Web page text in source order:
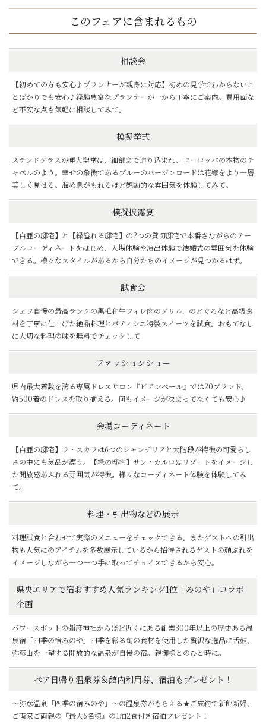
このフェアに含まれるもの
相談会
【初めての方も安心♪プランナーが親身に対応】初めの見学でわからないこ
とばかりでも安心♪経験豊富なプランナーが一から丁寧にご案内。費用面な
ど不安な点も気軽に相談してみて。
模擬挙式
ステンドグラスが暉大聖堂は、細部まで造り込まれ、ヨーロッパの本物のチ
ャペルのよう。幸せの象徴であるブルーのバージンロードは花嫁をより一層
美しく見せる。溜め息がもれるほど感動的な雰囲気を体験してみて。
模擬披露宴
【白亜の邸宅】と【緑溢れる邸宅】の2つの貸切邸宅で本番さながらのテー
ブルコーディネートをはじめ、入場体験や演出体験で結婚式の雰囲気を体験
できる。様々なスタイルがあるから自分たちのイメージが見つかるはず。
試食会
シェフ自慢の最高ランクの黒毛和牛フィレ肉のグリル、のどぐろなど高級食
材を丁寧に仕上げた絶品料理とパティシエ特製スイーツを試食。おもてなし
に大切な料理の味を無料でチェックして
ファッションショー
県内最大着数を誇る専属ドレスサロン『ビアンベール』では20ブランド、
約500着のドレスを取り揃える。何もイメージが決まってなくても安心♪
会場コーディネート
【白亜の邸宅】ラ・スカラは6つのシャンデリアと大階段が特徴の可愛らし
さの中にも気品が漂う。【緑の邸宅】サン・カルロはリゾートをイメージし
た開放感あふれる雰囲気が特徴。様々なコーディネート体験を体験してみ
て。
料理・引出物などの展示
料理試食と合わせて実際のメニューをチェックできる。またゲストへの引出
物も人気にのアイテムを多数展示しているから招待されるゲストの顔ぶれを
イメージしながら一つ一つ手に取ってチョイスできるから安心。
県央エリアで宿おすすめ人気ランキング1位「みのや」コラボ
企画
パワースポットの彌彦神社からほど近くにある創業300年以上の歴史ある温
泉宿「四季の宿みのや」四季を彩る旬の食材を使用した贅沢な逸品に舌鼓、
弥彦山を一望する開放的な温泉が自慢の宿。親御様とのひと時に。
ペア日帰り温泉券＆館内利用券、宿泊もプレゼント！
～弥彦温泉「四季の宿みのや」～の温泉券がもらえる★ご成約で新郎新婦、
ご両家ご両親の『最大6名様』の1泊2食付き宿泊プレゼント！